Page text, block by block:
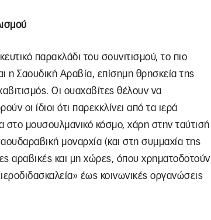
παρακλάδι του σουνιτισμού, το πιο
η Σαουδική Αραβία, επίσημη θρησκεία της
Οι ουαχαβίτες θέλουν να
οι ίδιοι ότι παρεκκλίνει από τα ιερά
στο μουσουλμανικό κόσμο, χάρη στην ταύτισή
μοναρχία (και στη συμμαχία της
αραβικές και μη χώρες, όπου χρηματοδοτούν
έως κοινωνικές οργανώσεις